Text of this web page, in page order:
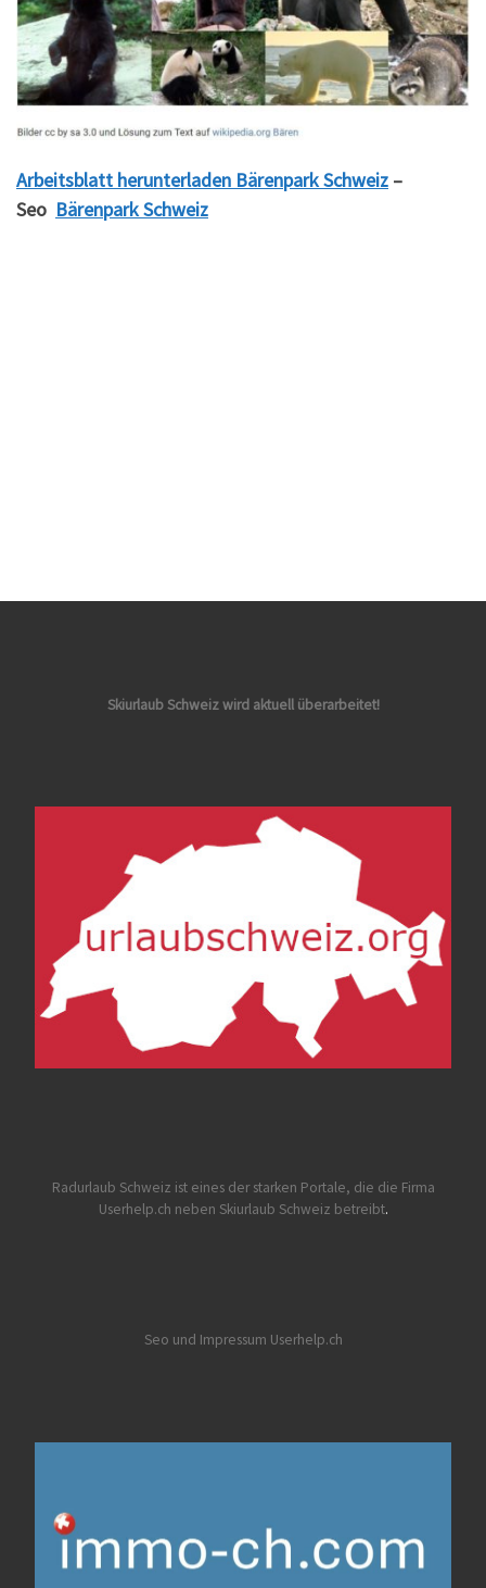
Arbeitsblatt herunterladen Bärenpark Schweiz –
Seo Bärenpark Schweiz
Skiurlaub Schweiz wird aktuell überarbeitet!
Radurlaub Schweiz ist eines der starken Portale, die die Firma
Userhelp.ch neben Skiurlaub Schweiz betreibt.
Seo und Impressum Userhelp.ch